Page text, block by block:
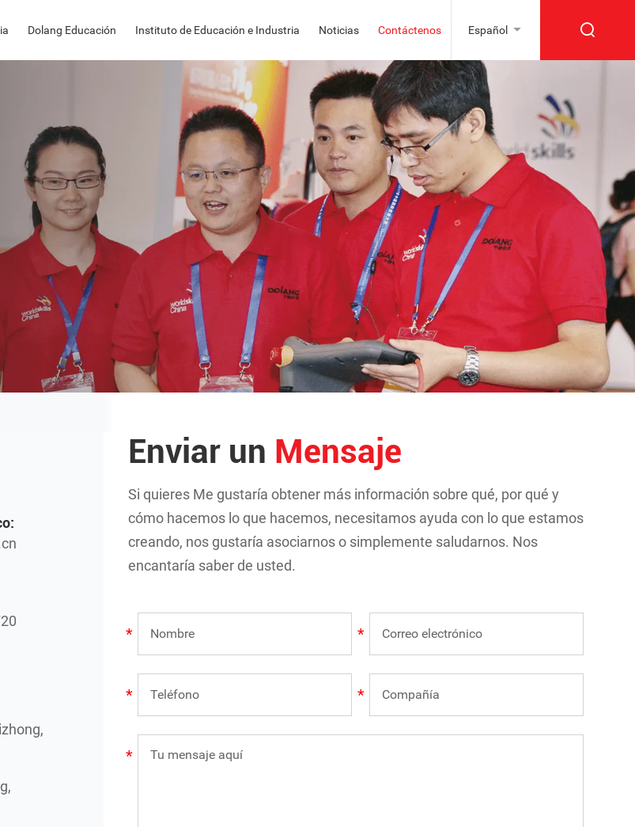
Dolang Educación Instituto de Educación e Industria Noticias Contáctenos Español
Enviar un Mensaje
Si quieres Me gustaría obtener más información sobre qué, por qué y
cómo hacemos lo que hacemos, necesitamos ayuda con lo que estamos
creando, nos gustaría asociarnos o simplemente saludarnos. Nos
encantaría saber de usted.